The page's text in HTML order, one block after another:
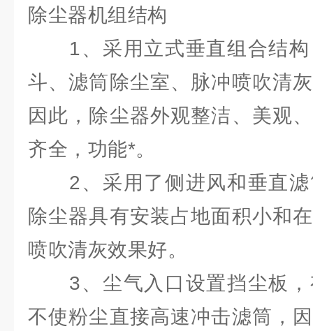
除尘器机组结构
1、采用立式垂直组合结构
斗、滤筒除尘室、脉冲喷吹清
因此，除尘器外观整洁、美观
齐全，功能*。
2、采用了侧进风和垂直滤
除尘器具有安装占地面积小和
喷吹清灰效果好。
3、尘气入口设置挡尘板，
不使粉尘直接高速冲击滤筒，